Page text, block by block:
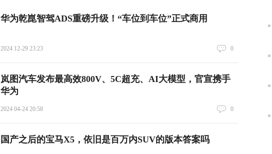
华为乾崑智驾ADS重磅升级！“车位到车位”正式商用
2024 12-29 23:23 0
岚图汽车发布最高效800V、5C超充、AI大模型，官宣携手
华为
2024 04-24 20:58 0
国产之后的宝马X5，依旧是百万内SUV的版本答案吗